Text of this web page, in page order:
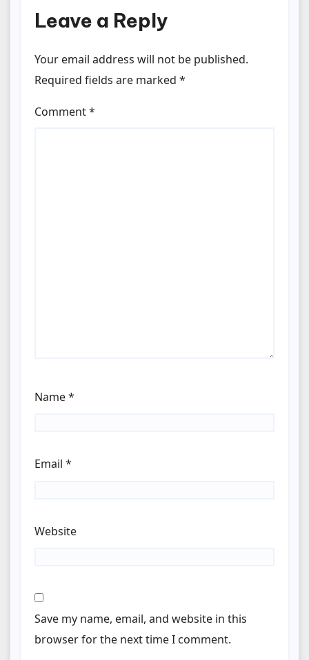
Leave a Reply
Your email address will not be published.
Required fields are marked *
Comment*
Name*
Email *
Website
Save my name, email, and website in this
browser for the next time I comment.